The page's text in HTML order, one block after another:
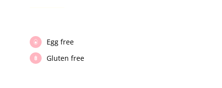
Egg free
Gluten free